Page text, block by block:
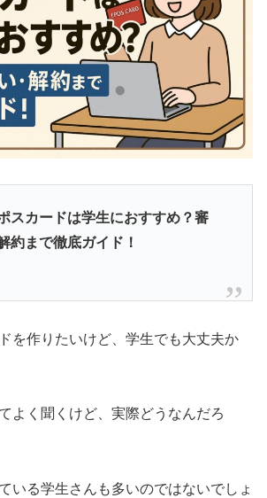
スカードは学生におすすめ？審
約まで徹底ガイド！
を作りたいけど、学生でも大丈夫か
よく聞くけど、実際どうなんだろ
いる学生さんも多いのではないでしょ